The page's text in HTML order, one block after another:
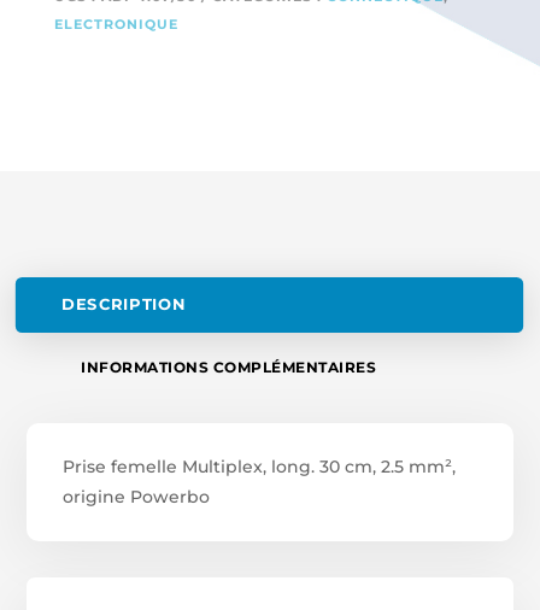
CM,
ELECTRONIQUE
DESCRIPTION
INFORMATIONS COMPLÉMENTAIRES
Prise femelle Multiplex, long. 30 cm, 2.5 mm²,
origine Powerbo